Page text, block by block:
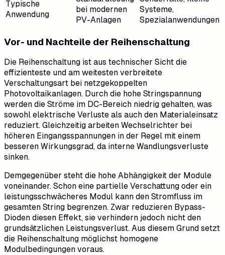
Typische
Anwendung
bei modernen
PV-Anlagen
Systeme,
Spezialanwendungen
Vor- und Nachteile der Reihenschaltung
Die Reihenschaltung ist aus technischer Sicht die
effizienteste und am weitesten verbreitete
Verschaltungsart bei netzgekoppelten
Photovoltaikanlagen. Durch die hohe Stringspannung
werden die Ströme im DC-Bereich niedrig gehalten, was
sowohl elektrische Verluste als auch den Materialeinsatz
reduziert. Gleichzeitig arbeiten Wechselrichter bei
höheren Eingangsspannungen in der Regel mit einem
besseren Wirkungsgrad, da interne Wandlungsverluste
sinken.
Demgegenüber steht die hohe Abhängigkeit der Module
voneinander. Schon eine partielle Verschattung oder ein
leistungsschwächeres Modul kann den Stromfluss im
gesamten String begrenzen. Zwar reduzieren Bypass-
Dioden diesen Effekt, sie verhindern jedoch nicht den
grundsätzlichen Leistungsverlust. Aus diesem Grund setzt
die Reihenschaltung möglichst homogene
Modulbedingungen voraus.